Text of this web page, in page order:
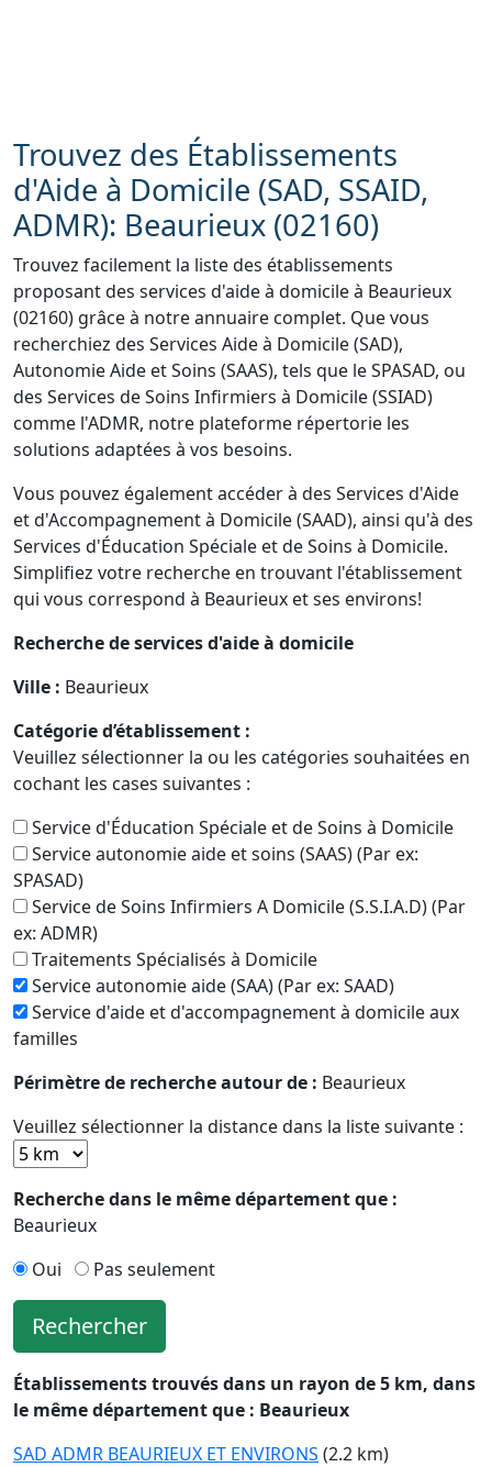
Trouvez des Établissements
d'Aide à Domicile (SAD, SSAID,
ADMR): Beaurieux (02160)
Trouvez facilement la liste des établissements
proposant des services d'aide à domicile à Beaurieux
(02160) grâce à notre annuaire complet. Que vous
recherchiez des Services Aide à Domicile (SAD),
Autonomie Aide et Soins (SAAS), tels que le SPASAD, ou
des Services de Soins Infirmiers à Domicile (SSIAD)
comme l'ADMR, notre plateforme répertorie les
solutions adaptées à vos besoins.
Vous pouvez également accéder à des Services d'Aide
et d'Accompagnement à Domicile (SAAD), ainsi qu'à des
Services d'Éducation Spéciale et de Soins à Domicile.
Simplifiez votre recherche en trouvant l'établissement
qui vous correspond à Beaurieux et ses environs!
Recherche de services d'aide à domicile
Ville : Beaurieux
Catégorie d’établissement :
Veuillez sélectionner la ou les catégories souhaitées en
cochant les cases suivantes :
Service d'Éducation Spéciale et de Soins à Domicile
Service autonomie aide et soins (SAAS) (Par ex:
SPASAD)
Service de Soins Infirmiers A Domicile (S.S.I.A.D) (Par
ex: ADMR)
Traitements Spécialisés à Domicile
Service autonomie aide (SAA) (Par ex: SAAD)
Service d'aide et d'accompagnement à domicile aux
familles
Périmètre de recherche autour de : Beaurieux
Veuillez sélectionner la distance dans la liste suivante :
Recherche dans le même département que :
Beaurieux
Oui
Pas seulement
Rechercher
Établissements trouvés dans un rayon de 5 km, dans
le même département que : Beaurieux
SAD ADMR BEAURIEUX ET ENVIRONS (2.2 km)